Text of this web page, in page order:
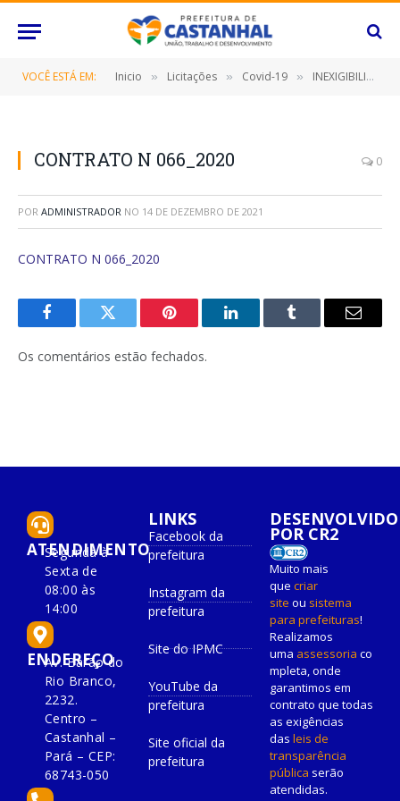
VOCÊ ESTÁ EM: Inicio » Licitações » Covid-19 » INEXIGIBILIDADE Nº 020/2020 (SELEÇÃO DE 100 (CEM) PRODUTOS DE CONTEÚDOS ARTÍSTICO-CULTURAIS EM FORMATO DIGITAL, COM APRESENTAÇÕES VIA LIVE OU VÍDEO INÉDITO PRÉ-PRODUZIDO, QUE COMPORÃO A PROGRAMAÇÃO ESPECIAL DE DIFUSÃO DA CULTURA NO CONTEXTO DO ENFRENTAMENTO AO COVID-19)
CONTRATO N 066_2020 0
POR ADMINISTRADOR NO 14 DE DEZEMBRO DE 2021
CONTRATO N 066_2020
FacebookTwitter Pinterest O
Tumblr
E-
Os comentários estão fechados.
ATENDIMENTO
Segunda à
Sexta de
08:00 às
14:00
ENDEREÇO
Av. Barão do
Rio Branco,
2232.
Centro –
Castanhal –
Pará – CEP:
68743-050
LINKS
Facebook da
prefeitura
Instagram da
prefeitura
Site do IPMC
YouTube da
prefeitura
Site oficial da
prefeitura
DESENVOLVIDO
POR CR2
Muito mais
que criar
site ou sistema
para prefeituras!
Realizamos
uma assessoria co
mpleta, onde
garantimos em
contrato que todas
as exigências
das leis de
transparência
pública serão
atendidas.